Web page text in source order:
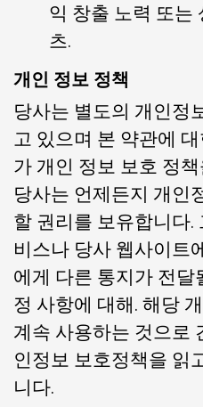
익 창출 노력 또는
츠.
개인 정보 정책
당사는 별도의 개인정
고 있으며 본 약관에
가 개인 정보 보호 정
당사는 언제든지 개인
할 권리를 보유합니다.
비스나 당사 웹사이트
에게 다른 통지가 전달
정 사항에 대해. 해당
계속 사용하는 것으로
인정보 보호정책을 읽
니다.